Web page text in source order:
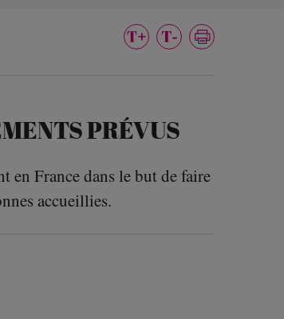
PRÉVUS
en France dans le but de faire
accueillies.